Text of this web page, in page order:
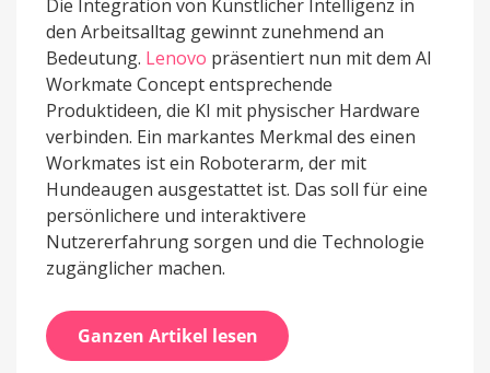
Die Integration von Künstlicher Intelligenz in
den Arbeitsalltag gewinnt zunehmend an
Bedeutung. Lenovo präsentiert nun mit dem AI
Workmate Concept entsprechende
Produktideen, die KI mit physischer Hardware
verbinden. Ein markantes Merkmal des einen
Workmates ist ein Roboterarm, der mit
Hundeaugen ausgestattet ist. Das soll für eine
persönlichere und interaktivere
Nutzererfahrung sorgen und die Technologie
zugänglicher machen.
Ganzen Artikel lesen